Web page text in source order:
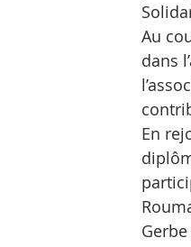
Au
dans
En